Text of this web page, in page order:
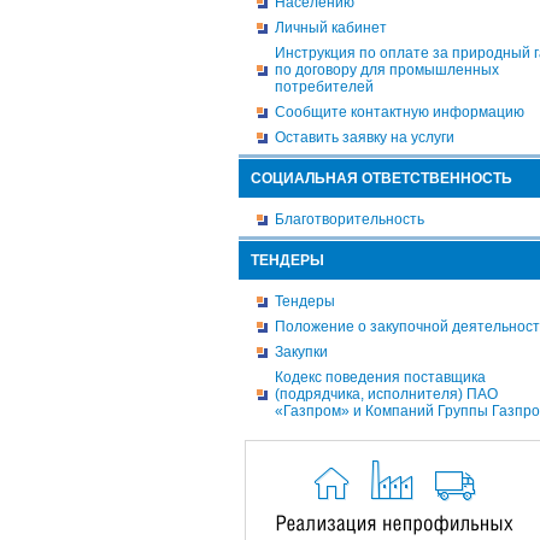
Личный кабинет
Инструкция по оплате за природный
по договору для промышленных
потребителей
Сообщите контактную информацию
Оставить заявку на услуги
СОЦИАЛЬНАЯ ОТВЕТСТВЕННОСТЬ
Благотворительность
ТЕНДЕРЫ
Тендеры
Положение о закупочной
Закупки
Кодекс поведения поставщика
(подрядчика, исполнителя) ПАО
«Газпром» и Компаний Группы